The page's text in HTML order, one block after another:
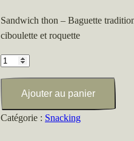
Sandwich thon – Baguette
ciboulette et roquette
quantité
Sandwich
thon
Ajouter au panier
Catégorie : Snacking